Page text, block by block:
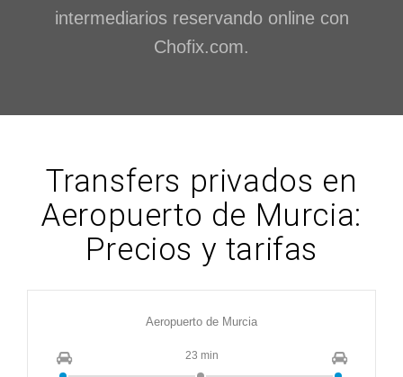
intermediarios reservando online con
Chofix.com.
Transfers privados en
Aeropuerto de Murcia:
Precios y tarifas
Aeropuerto de Murcia
23 min